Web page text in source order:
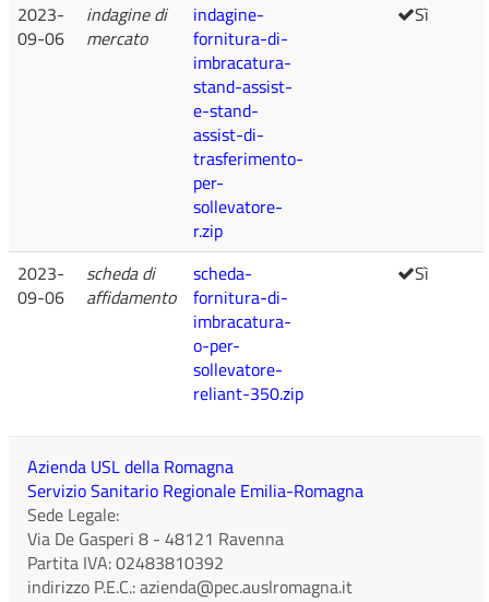
2023-
09-06
indagine di
mercato
indagine-
fornitura-di-
imbracatura-
stand-assist-
e-stand-
assist-di-
trasferimento-
per-
sollevatore-
r.zip
Sì
2023-
09-06
scheda di
affidamento
scheda-
fornitura-di-
imbracatura-
o-per-
sollevatore-
reliant-350.zip
Sì
Azienda USL della Romagna
Servizio Sanitario Regionale Emilia-Romagna
Sede Legale:
Via De Gasperi 8 - 48121 Ravenna
Partita IVA:02483810392
indirizzo P.E.C.:azienda@pec.auslromagna.it